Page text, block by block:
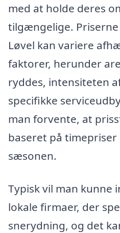
med at holde deres
tilgængelige.
Løvel kan variere
faktorer, herunder
ryddes, intensiteten
specifikke
man forvente, at
baseret på
sæsonen.
Typisk vil man kunne
lokale firmaer, der
snerydning, og det